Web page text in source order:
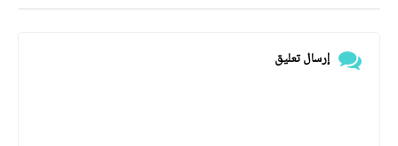
إرسال تعليق